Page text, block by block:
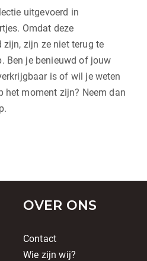
uitgevoerd in
Omdat deze
zijn ze niet terug te
Ben je benieuwd of jouw
is of wil je weten
het moment zijn? Neem dan
OVER ONS
Contact
Wie zijn wij?